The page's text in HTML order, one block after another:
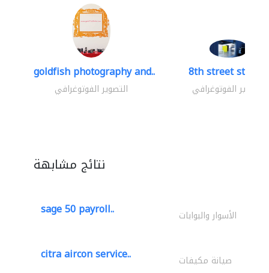
goldfish photography and..
التصوير الفوتوغرافي
8th street studios
التصوير الفوتوغرافي
نتائج مشابهة
sage 50 payroll.. الأسوار والبوابات
citra aircon service.. صيانة مكيفات